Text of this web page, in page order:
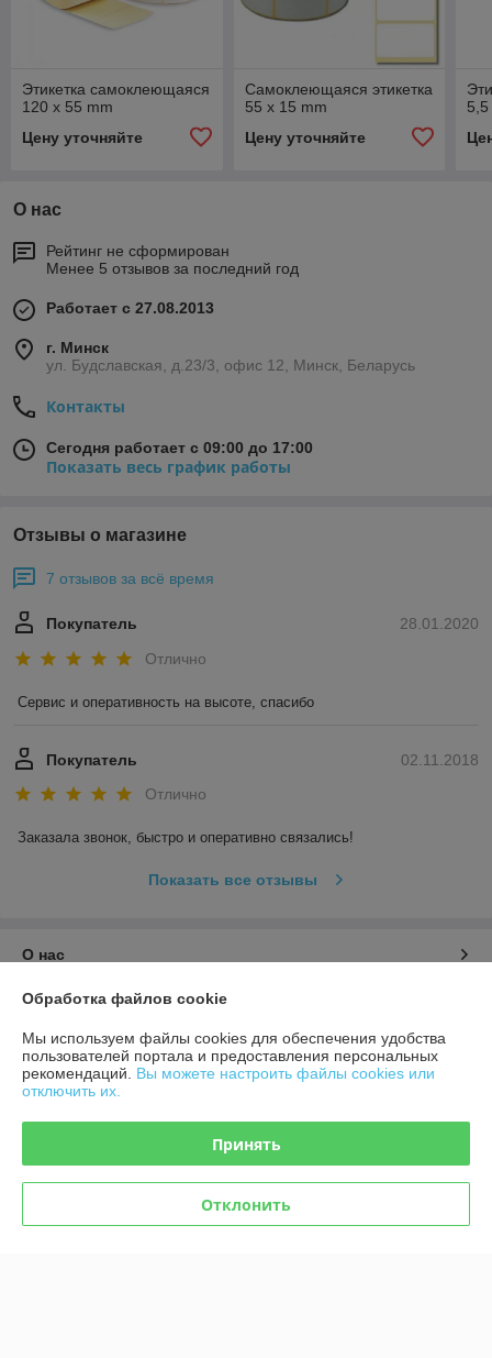
Этикетка самоклеющаяся
120 x 55 mm
Цену уточняйте
Самоклеющаяся этикетка
55 x 15 mm
Цену уточняйте
О нас
Рейтинг не сформирован
Менее 5 отзывов за последний год
Работает с 27.08.2013
г. Минск
ул. Будславская, д.23/3, офис 12, Минск, Беларусь
Контакты
Сегодня работает с 09:00 до 17:00
Показать весь график работы
Отзывы о магазине
7 отзывов за всё время
28.01.2020
Покупатель
Отлично
Сервис и оперативность на высоте, спасибо
02.11.2018
Покупатель
Отлично
Заказала звонок, быстро и оперативно связались!
Показать все отзывы
О нас
Контакты
Доставка и оплата
Полная версия сайта
Политика обработки cookies
Обработка файлов cookie
Мы используем файлы cookies для обеспечения удобства
пользователей портала и предоставления персональных
рекомендаций. Вы можете настроить файлы cookies или
отключить их.
Принять
Отклонить